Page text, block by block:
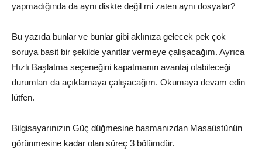
yapmadığında da aynı diskte değil mi zaten aynı dosyalar?
Bu yazıda bunlar ve bunlar gibi aklınıza gelecek pek çok
soruya basit bir şekilde yanıtlar vermeye çalışacağım. Ayrıca
Hızlı Başlatma seçeneğini kapatmanın avantaj olabileceği
durumları da açıklamaya çalışacağım. Okumaya devam edin
lütfen.
Bilgisayarınızın Güç düğmesine basmanızdan Masaüstünün
görünmesine kadar olan süreç 3 bölümdür.